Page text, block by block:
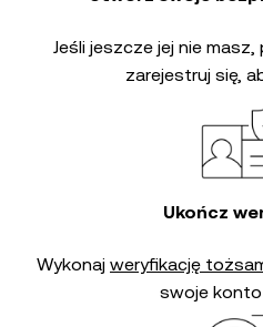
Jeśli jeszcze jej nie
zarejestruj się,
Ukończ
Wykonaj weryfikację
swoje